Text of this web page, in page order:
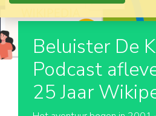
Beluister De
Podcast
25 Jaar